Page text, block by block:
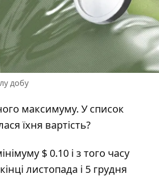
добу
максимуму. У список
їхня вартість?
$ 0.10 і з того часу
листопада і 5 грудня